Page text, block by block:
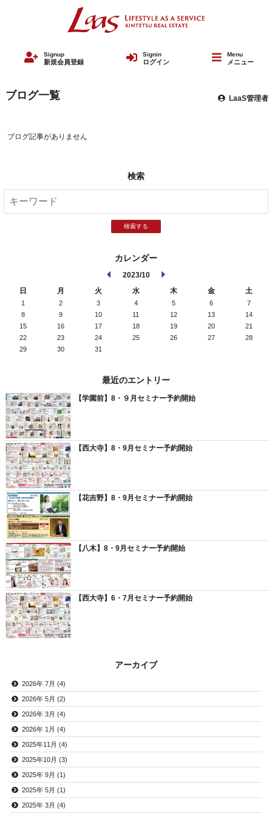
Signup
新規会員登録
Signin
ログイン
Menu
メニュー
ブログ一覧 LaaS管理者
ブログ記事がありません
検索
検索する
カレンダー
2023/10
日
月 火 水 木 金 土
1 2 3 4 5 6
7
8
9 10 11 12 13
14
15
16 17 18 19 20
21
22
23 24 25 26 27
28
29
30 31
最近のエントリー
【学園前】8・９月セミナー予約開始
【西大寺】8・9月セミナー予約開始
【花吉野】8・9月セミナー予約開始
【八木】8・9月セミナー予約開始
【西大寺】6・7月セミナー予約開始
アーカイブ
2026年 7月 (4)
2026年 5月 (2)
2026年 3月 (4)
2026年 1月 (4)
2025年11月 (4)
2025年10月 (3)
2025年 9月 (1)
2025年 5月 (1)
2025年 3月 (4)